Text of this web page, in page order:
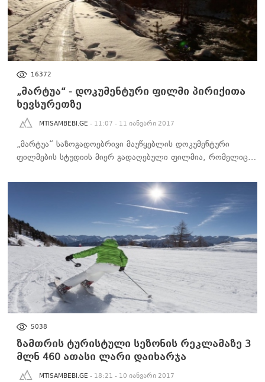
16372
„მარტუა“ - დოკუმენტური ფილმი პირიქითა
ხევსურეთზე
MTISAMBEBI.GE - 11:07 - 11 იანვარი 2017
„მარტუა“ საზოგადოებრივი მაუწყებლის დოკუმენტური
ფილმების სტუდიის მიერ გადაღებული ფილმია, რომელიც…
5038
ზამთრის ტურისტული სეზონის რეკლამაზე 3
მლნ 460 ათასი ლარი დაიხარჯა
MTISAMBEBI.GE - 18:21 - 10 იანვარი 2017